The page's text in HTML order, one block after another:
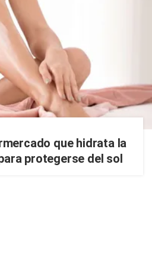
que hidrata la
protegerse del sol